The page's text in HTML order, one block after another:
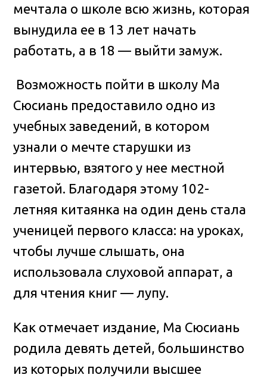
мечтала о школе всю жизнь, которая
вынудила ее в 13 лет начать
работать, а в 18 — выйти замуж.
Возможность пойти в школу Ма
Сюсиань предоставило одно из
учебных заведений, в котором
узнали о мечте старушки из
интервью, взятого у нее местной
газетой. Благодаря этому 102-
летняя китаянка на один день стала
ученицей первого класса: на уроках,
чтобы лучше слышать, она
использовала слуховой аппарат, а
для чтения книг — лупу.
Как отмечает издание, Ма Сюсиань
родила девять детей, большинство
из которых получили высшее